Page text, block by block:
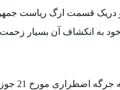
دریک قسمت ارگ ریاست
به انکشاف آن بسیار